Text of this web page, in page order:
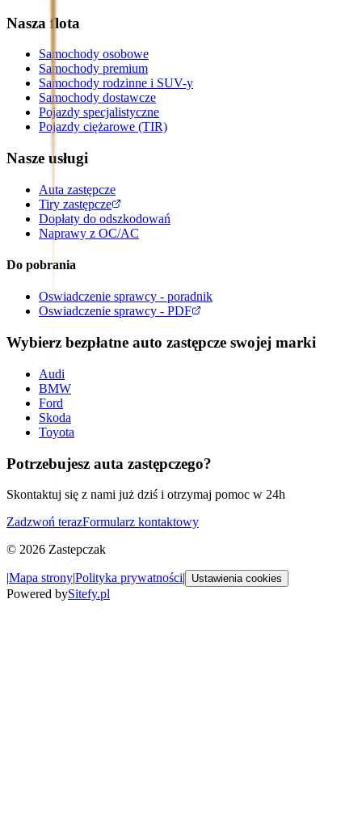
Nasza flota
Samochody osobowe
Samochody premium
Samochody rodzinne i SUV-y
Samochody dostawcze
Pojazdy specjalistyczne
Pojazdy ciężarowe (TIR)
Nasze usługi
Auta zastępcze
Tiry zastępcze
Dopłaty do odszkodowań
Naprawy z OC/AC
Do pobrania
Oswiadczenie sprawcy - poradnik
Oswiadczenie sprawcy - PDF
Wybierz bezpłatne auto zastępcze swojej marki
Audi
BMW
Ford
Skoda
Toyota
Potrzebujesz auta zastępczego?
Skontaktuj się z nami już dziś i otrzymaj pomoc w 24h
Zadzwoń terazFormularz kontaktowy
© 2026 Zastepczak
|Mapa strony|Polityka prywatności| Ustawienia cookies
Powered bySitefy.pl